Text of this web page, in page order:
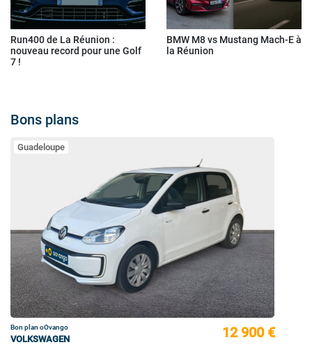
Run400 de La Réunion :
nouveau record pour une Golf
7 !
BMW M8 vs Mustang Mach-E à
la Réunion
Bons plans
Guadeloupe
Bon plan oOvango
VOLKSWAGEN 12 900 €